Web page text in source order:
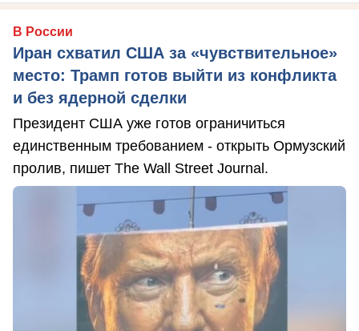
В России
Иран схватил США за «чувствительное»
место: Трамп готов выйти из конфликта
и без ядерной сделки
Президент США уже готов ограничиться
единственным требованием - открыть Ормузский
пролив, пишет The Wall Street Journal.